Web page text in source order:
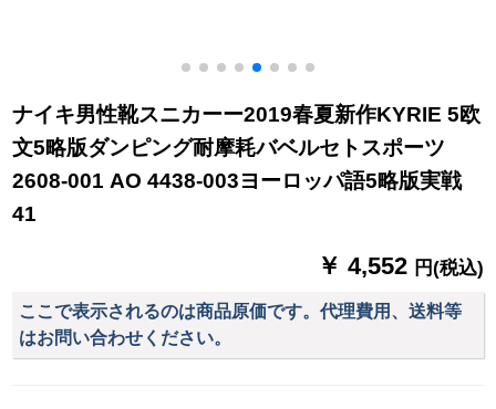
ナイキ男性靴スニカーー2019春夏新作KYRIE 5欧
文5略版ダンピング耐摩耗バベルセトスポーツ
2608-001 AO 4438-003ヨーロッパ語5略版実戦
41
￥ 4,552 円(税込)
ここで表示されるのは商品原価です。代理費用、送料等
はお問い合わせください。